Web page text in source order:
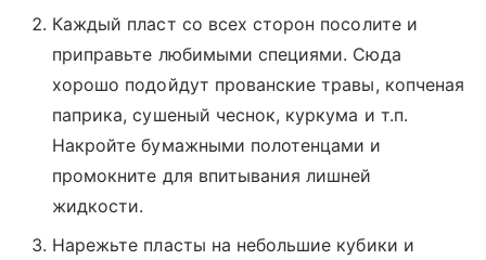
Каждый пласт со всех сторон посолите и
приправьте любимыми специями. Сюда
хорошо подойдут прованские травы, копченая
паприка, сушеный чеснок, куркума и т.п.
Накройте бумажными полотенцами и
промокните для впитывания лишней
жидкости.
Нарежьте пласты на небольшие кубики и